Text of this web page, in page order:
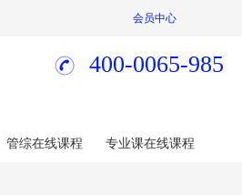
会员中心
400-0065-985
管综在线课程 专业课在线课程